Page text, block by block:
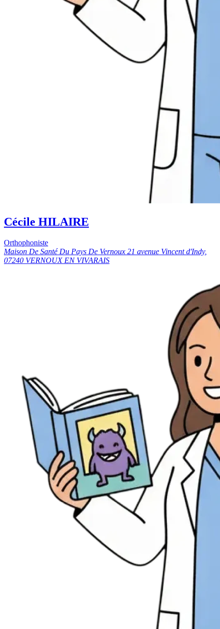
Cécile HILAIRE
Orthophoniste
Maison De Santé Du Pays De Vernoux 21 avenue Vincent d'Indy,
07240 VERNOUX EN VIVARAIS